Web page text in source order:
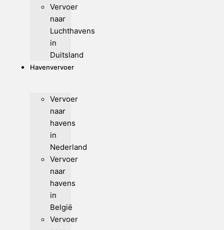
Vervoer
naar
Luchthavens
in
Duitsland
Havenvervoer
Vervoer
naar
havens
in
Nederland
Vervoer
naar
havens
in
België
Vervoer